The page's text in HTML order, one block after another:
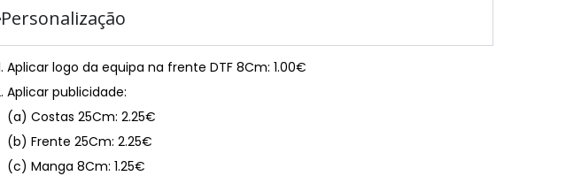
Personalização
Aplicar logo da equipa na frente DTF 8Cm: 1.00€
Aplicar publicidade:
(a) Costas 25Cm: 2.25€
(b) Frente 25Cm: 2.25€
(c) Manga 8Cm: 1.25€